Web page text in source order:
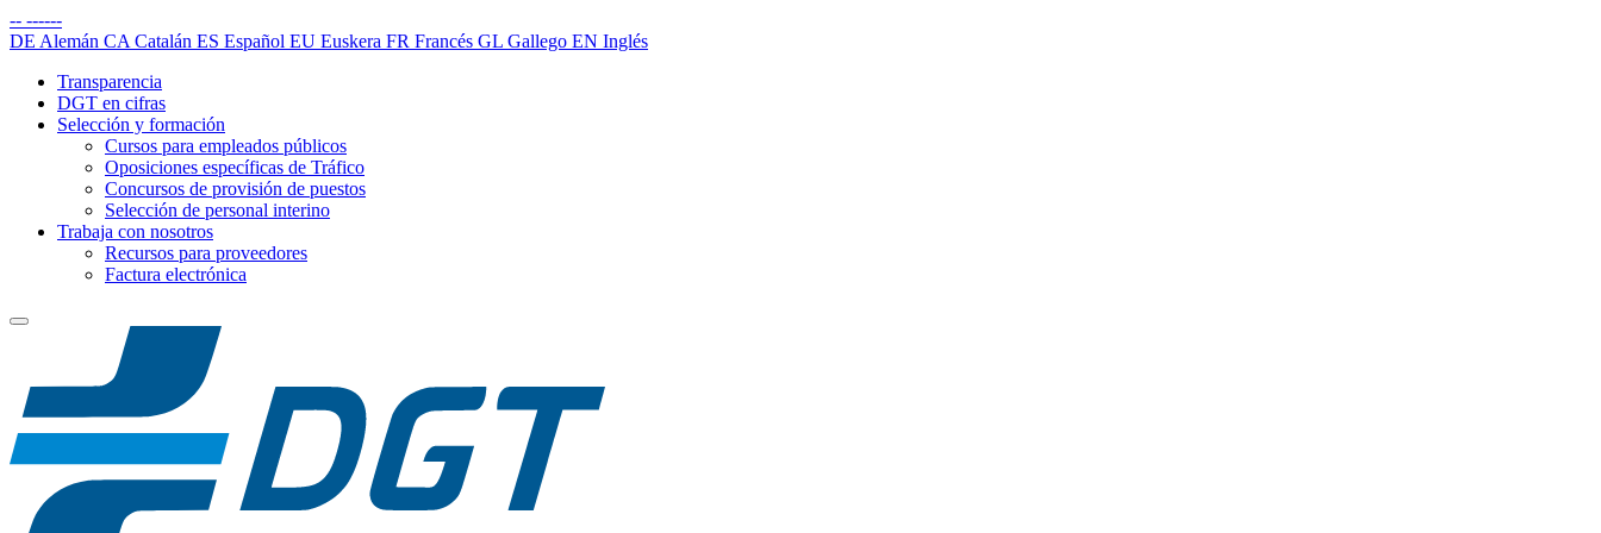
-- ------
DE Alemán CA Catalán ES Español EU Euskera FR Francés GL Gallego EN Inglés
Transparencia
DGT en cifras
Selección y formación
Cursos para empleados públicos
Oposiciones específicas de Tráfico
Concursos de provisión de puestos
Selección de personal interino
Trabaja con nosotros
Recursos para proveedores
Factura electrónica